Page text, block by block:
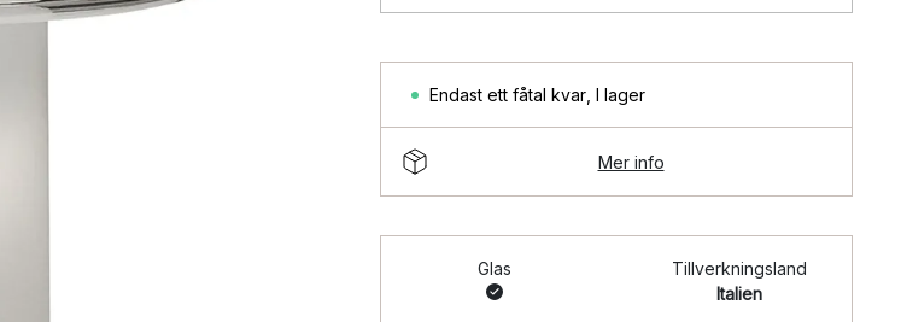
Endast ett fåtal kvar I lager
Mer info
Glas
Tillverkningsland
Italien